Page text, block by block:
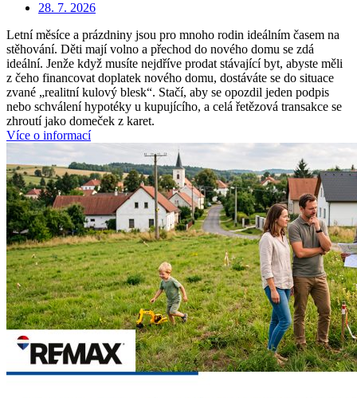
28. 7. 2026
Letní měsíce a prázdniny jsou pro mnoho rodin ideálním časem na
stěhování. Děti mají volno a přechod do nového domu se zdá
ideální. Jenže když musíte nejdříve prodat stávající byt, abyste měli
z čeho financovat doplatek nového domu, dostáváte se do situace
zvané „realitní kulový blesk“. Stačí, aby se opozdil jeden podpis
nebo schválení hypotéky u kupujícího, a celá řetězová transakce se
zhroutí jako domeček z karet.
Více o informací